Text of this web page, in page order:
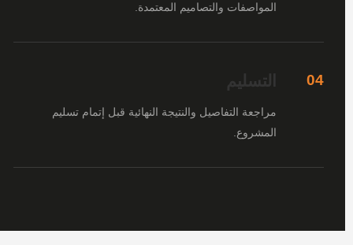
المواصفات والتصاميم المعتمدة.
04 التسليم
مراجعة التفاصيل والنتيجة النهائية قبل إتمام تسليم
المشروع.